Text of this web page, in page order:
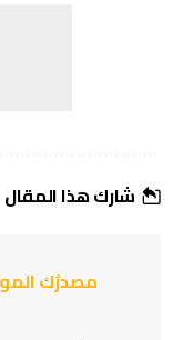
شارك هذا المقال
مصدرُك